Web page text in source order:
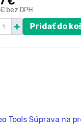
bez DPH
Pridať do